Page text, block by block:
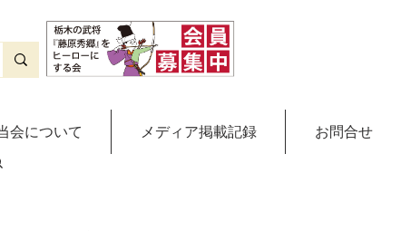
会について メディア掲載記録 お問合せ